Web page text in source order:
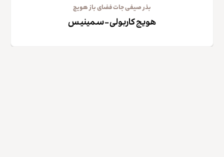
بذر صیفی جات فضای باز هویج
هویج کاربولی – سمینیس